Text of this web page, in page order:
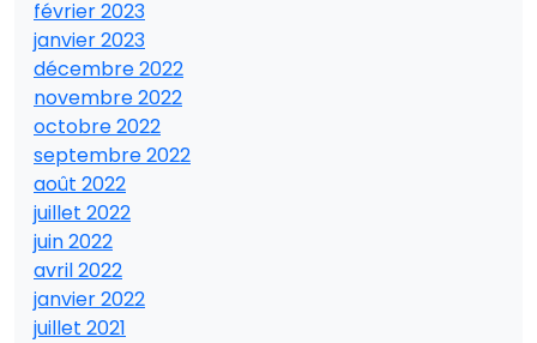
février 2023
janvier 2023
décembre 2022
novembre 2022
octobre 2022
septembre 2022
août 2022
juillet 2022
juin 2022
avril 2022
janvier 2022
juillet 2021